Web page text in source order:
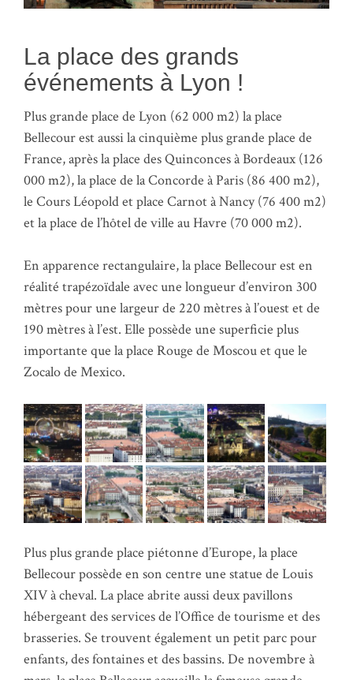
La place des grands
événements à Lyon !
Plus grande place de Lyon (62 000 m2) la place
Bellecour est aussi la cinquième plus grande place de
France, après laplace des QuinconcesàBordeaux (126
000 m2), laplace de la Concorde àParis (86 400 m2),
le Cours Léopold et place Carnot à Nancy (76 400 m2)
et la place de l’hôtel de ville au Havre (70 000 m2).
En apparence rectangulaire, la place Bellecour est en
réalité trapézoïdale avec une longueur d’environ 300
mètres pour une largeur de 220 mètres à l’ouest et de
190 mètres à l’est. Elle possède une superficie plus
importante que la place Rouge de Moscou et que le
Zocalo de Mexico.
Plus plus grande place piétonne d’Europe, la place
Bellecour possède en son centre une statue de Louis
XIV à cheval. La place abrite aussi deux pavillons
hébergeant des services de l’Office de tourisme et des
brasseries. Se trouvent également un petit parc pour
enfants, desfontaines et des bassins. De novembre à